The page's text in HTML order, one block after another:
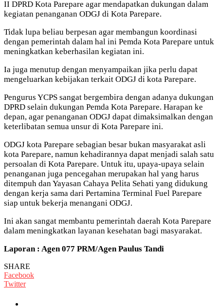
II DPRD Kota Parepare agar mendapatkan dukungan dalam
kegiatan penanganan ODGJ di Kota Parepare.
Tidak lupa beliau berpesan agar membangun koordinasi
dengan pemerintah dalam hal ini Pemda Kota Parepare untuk
meningkatkan keberhasilan kegiatan ini.
Ia juga menutup dengan menyampaikan jika perlu dapat
mengeluarkan kebijakan terkait ODGJ di kota Parepare.
Pengurus YCPS sangat bergembira dengan adanya dukungan
DPRD selain dukungan Pemda Kota Parepare. Harapan ke
depan, agar penanganan ODGJ dapat dimaksimalkan dengan
keterlibatan semua unsur di Kota Parepare ini.
ODGJ kota Parepare sebagian besar bukan masyarakat asli
kota Parepare, namun kehadirannya dapat menjadi salah satu
persoalan di Kota Parepare. Untuk itu, upaya-upaya selain
penanganan juga pencegahan merupakan hal yang harus
ditempuh dan Yayasan Cahaya Pelita Sehati yang didukung
dengan kerja sama dari Pertamina Terminal Fuel Parepare
siap untuk bekerja menangani ODGJ.
Ini akan sangat membantu pemerintah daerah Kota Parepare
dalam meningkatkan layanan kesehatan bagi masyarakat.
Laporan : Agen 077 PRM/Agen Paulus Tandi
SHARE
Facebook
Twitter